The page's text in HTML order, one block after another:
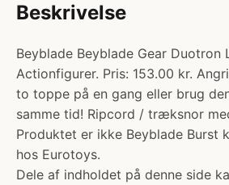
Beskrivelse
Beyblade Beyblade Gear Duotron
Actionfigurer. Pris: 153.00 kr.
to toppe på en gang eller brug
samme tid! Ripcord / træksnor
Produktet er ikke Beyblade Burst
hos Eurotoys.
Dele af indholdet på denne side